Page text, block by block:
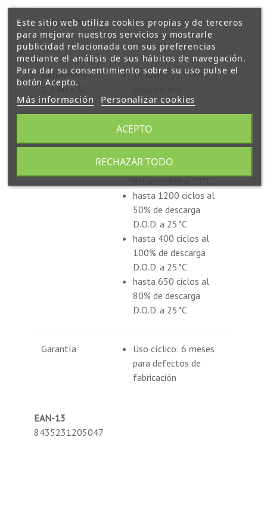
Aplicaciones
Cíclicas ligeras
Estacionarias
Dimensiones
(L x An x Al)
151x65x93,5 mm
2,55 Kg x3
de 8 a 10 años en uso
estacionario a 25°C
hasta 1200 ciclos al
50% de descarga
D.O.D. a 25°C
hasta 400 ciclos al
100% de descarga
D.O.D. a 25°C
hasta 650 ciclos al
80% de descarga
D.O.D. a 25°C
Garantía
Uso cíclico: 6 meses
para defectos de
fabricación
EAN-13
8435231205047
Este sitio web utiliza cookies propias y de terceros
para mejorar nuestros servicios y mostrarle
publicidad relacionada con sus preferencias
mediante el análisis de sus hábitos de navegación.
Para dar su consentimiento sobre su uso pulse el
botón Acepto.
Más información Personalizar cookies
RECHAZAR TODO
ACEPTO